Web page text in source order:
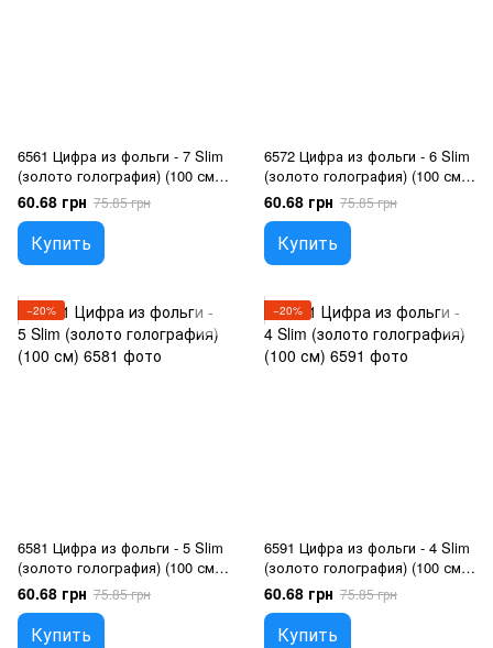
6561 Цифра из фольги - 7 Slim
(золото голография) (100 см),
Гелий или воздух
60.68 грн 75.85 грн
Купить
6572 Цифра из фольги - 6 Slim
(золото голография) (100 см),
Гелий или воздух
60.68 грн 75.85 грн
Купить
−20%
6581 Цифра из фольги - 5 Slim
(золото голография) (100 см),
Гелий или воздух
60.68 грн 75.85 грн
Купить
−20%
6591 Цифра из фольги - 4 Slim
(золото голография) (100 см),
Гелий или воздух
60.68 грн 75.85 грн
Купить